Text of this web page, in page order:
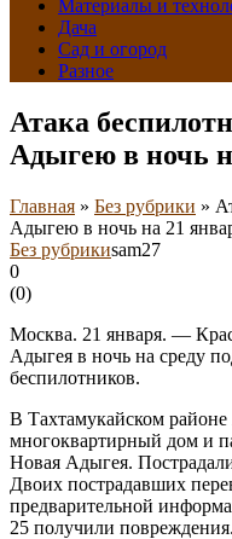
Материалы и
Дача
Сад и огород
Разное
Атака
Адыгею в ночь
Главная » Без рубрики »
Адыгею в ночь на 21
Без рубрикиsam27
0
(0)
Москва. 21 января. —
Адыгея в ночь на среду
беспилотников.
В Тахтамукайском
многоквартирный дом и
Новая Адыгея.
Двоих пострадавших
предварительной
25 получили повреждения.